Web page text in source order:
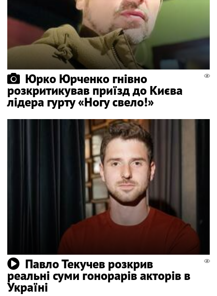
Юрко Юрченко гнівно
розкритикував приїзд до Києва
лідера гурту «Ногу свело!»
Павло Текучев розкрив
реальні суми гонорарів акторів в
Україні